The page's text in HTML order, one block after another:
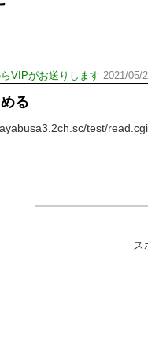
VIPがお送りします 2021/05/
る
test/
ス